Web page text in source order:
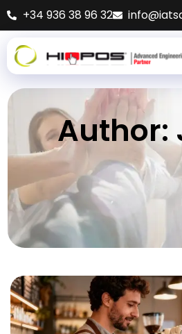
+34 936 38 96 32
Author: